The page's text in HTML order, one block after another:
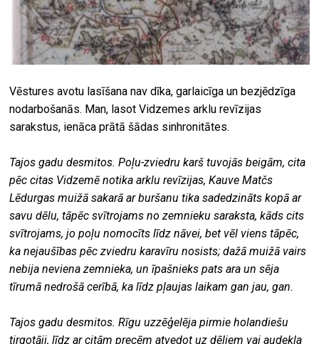
Vēstures avotu lasīšana nav dīka, garlaicīga un bezjēdzīga
nodarbošanās. Man, lasot Vidzemes arklu revīzijas
sarakstus, ienāca prātā šādas sinhronitātes.
Tajos gadu desmitos. Poļu-zviedru karš tuvojās beigām, cita
pēc citas Vidzemē notika arklu revīzijas, Kauve Matčs
Lēdurgas muižā sakarā ar buršanu tika sadedzināts kopā ar
savu dēlu, tāpēc svītrojams no zemnieku saraksta, kāds cits
svītrojams, jo poļu nomocīts līdz nāvei, bet vēl viens tāpēc,
ka nejaušības pēc zviedru karavīru nosists; dažā muižā vairs
nebija neviena zemnieka, un īpašnieks pats ara un sēja
tīrumā nedrošā cerībā, ka līdz pļaujas laikam gan jau, gan.
Tajos gadu desmitos. Rīgu uzzēģelēja pirmie holandiešu
tirgotāji, līdz ar citām precēm atvedot uz dēļiem vai audekla